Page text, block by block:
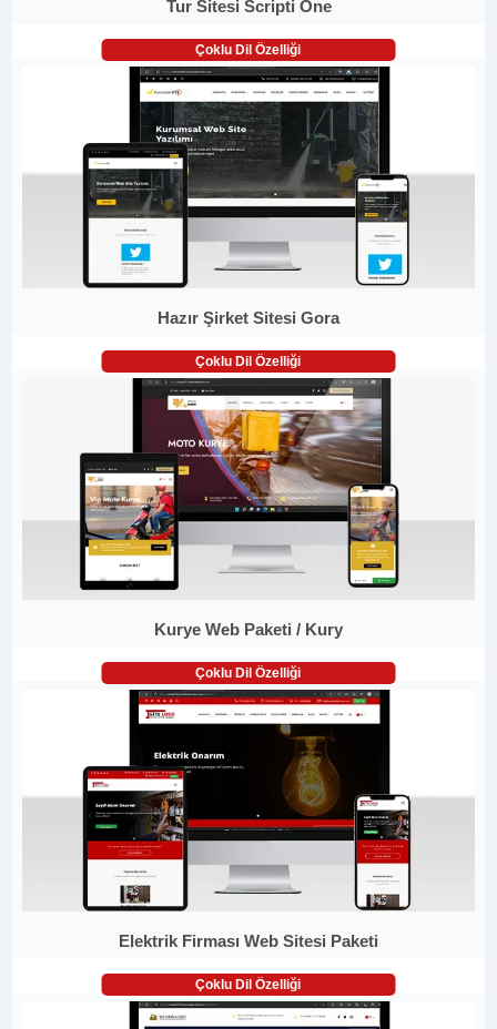
Tur Sitesi Scripti One
Çoklu Dil Özelliği
Hazır Şirket Sitesi Gora
Çoklu Dil Özelliği
Kurye Web Paketi / Kury
Çoklu Dil Özelliği
Elektrik Firması Web Sitesi Paketi
Çoklu Dil Özelliği